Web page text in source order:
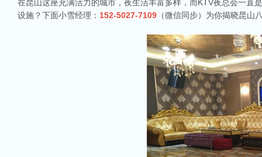
在昆山这座充满活力的城市，夜生活丰富多样，而KTV夜总会一直
设施？下面小雪经理： 152-5027-7109 （微信同步）为你揭晓昆山